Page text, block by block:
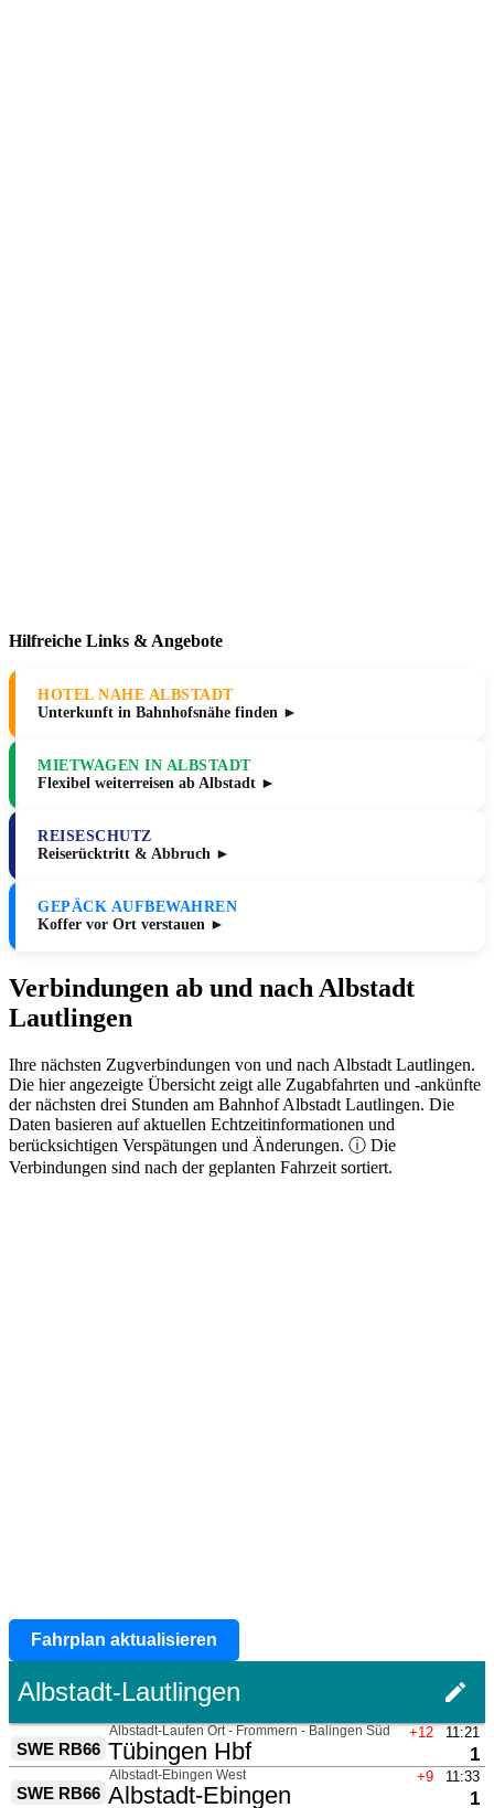
Hilfreiche Links & Angebote
HOTEL NAHE ALBSTADT
Unterkunft in Bahnhofsnähe finden ►
MIETWAGEN IN ALBSTADT
Flexibel weiterreisen ab Albstadt ►
REISESCHUTZ
Reiserücktritt & Abbruch ►
GEPÄCK AUFBEWAHREN
Koffer vor Ort verstauen ►
Verbindungen ab und nach Albstadt
Lautlingen
Ihre nächsten Zugverbindungen von und nach Albstadt Lautlingen.
Die hier angezeigte Übersicht zeigt alle Zugabfahrten und -ankünfte
der nächsten drei Stunden am Bahnhof Albstadt Lautlingen. Die
Daten basieren auf aktuellen Echtzeitinformationen und
berücksichtigen Verspätungen und Änderungen. ⓘ Die
Verbindungen sind nach der geplanten Fahrzeit sortiert.
Fahrplan aktualisieren